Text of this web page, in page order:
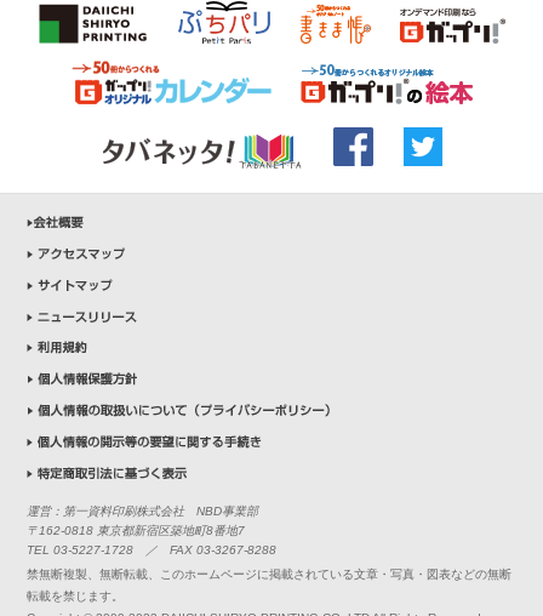
運営：第一資料印刷株式会社 NBD事業部
〒162-0818 東京都新宿区築地町8番地7
TEL 03-5227-1728 ／ FAX 03-3267-8288
禁無断複製、無断転載、このホームページに掲載されている文章・写真・図表などの無断
転載を禁じます。